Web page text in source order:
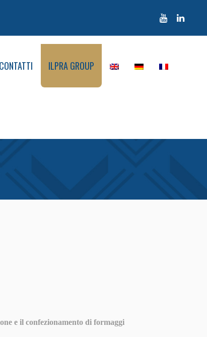
CONTATTI ILPRA GROUP
e il confezionamento di formaggi